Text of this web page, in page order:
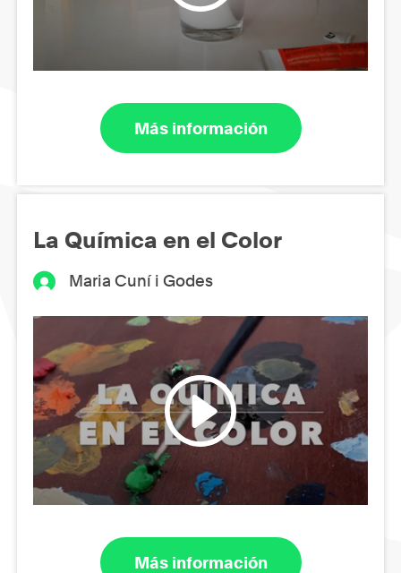
Más información
La Química en el Color
Maria Cuní i Godes
Más información